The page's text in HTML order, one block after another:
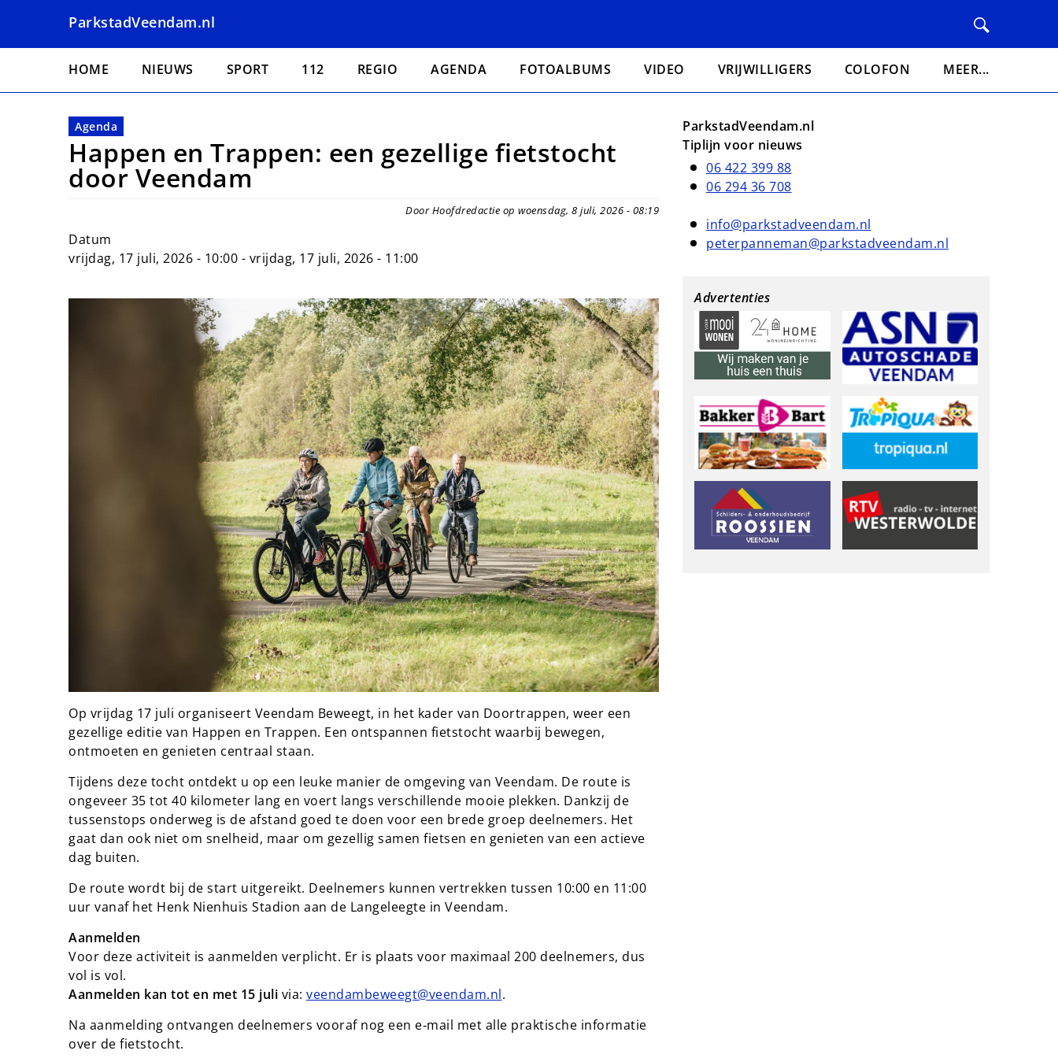
naar
ParkstadVeendam.nl
Hoofdnavigatie
HOME NIEUWS SPORT 112 REGIO AGENDA FOTOALBUMS VIDEO VRIJWILLIGERS COLOFON MEER...
Agenda
Happen en Trappen: een gezellige fietstocht
door Veendam
Door Hoofdredactie op woensdag, 8 juli, 2026 - 08:19
Datum
vrijdag, 17 juli, 2026 - 10:00 - vrijdag, 17 juli, 2026 - 11:00
Op vrijdag 17 juli organiseert Veendam Beweegt, in het kader van Doortrappen, weer een
gezellige editie van Happen en Trappen. Een ontspannen fietstocht waarbij bewegen,
ontmoeten en genieten centraal staan.
Tijdens deze tocht ontdekt u op een leuke manier de omgeving van Veendam. De route is
ongeveer 35 tot 40 kilometer lang en voert langs verschillende mooie plekken. Dankzij de
tussenstops onderweg is de afstand goed te doen voor een brede groep deelnemers. Het
gaat dan ook niet om snelheid, maar om gezellig samen fietsen en genieten van een actieve
dag buiten.
De route wordt bij de start uitgereikt. Deelnemers kunnen vertrekken tussen 10:00 en 11:00
uur vanaf het Henk Nienhuis Stadion aan de Langeleegte in Veendam.
Aanmelden
Voor deze activiteit is aanmelden verplicht. Er is plaats voor maximaal 200 deelnemers, dus
vol is vol.
Aanmelden kan tot en met 15 juli via: veendambeweegt@veendam.nl.
Na aanmelding ontvangen deelnemers vooraf nog een e‑mail met alle praktische informatie
over de fietstocht.
ParkstadVeendam.nl
Tiplijn voor nieuws
06 422 399 88
06 294 36 708
info@parkstadveendam.nl
peterpanneman@parkstadveendam.nl
Advertenties